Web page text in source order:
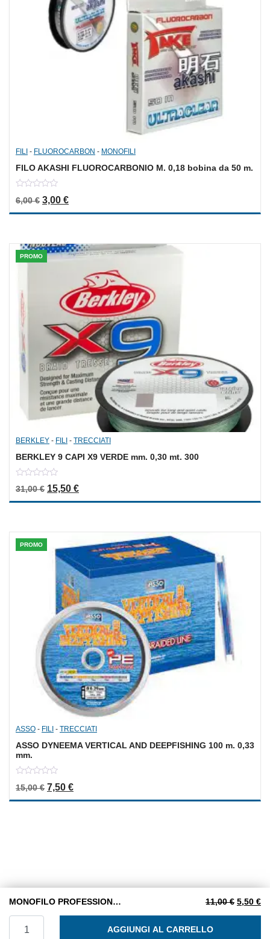
FILI - FLUOROCARBON - MONOFILI
FILO AKASHI FLUOROCARBONIO M. 0,18 bobina da 50 m.
out
6,00€ Il prezzo originale era: 6,00 €.
3,00 €Il prezzo attuale è: 3,00 €.
PROMO
BERKLEY - FILI - TRECCIATI
BERKLEY 9 CAPI X9 VERDE mm. 0,30 mt. 300
out
of
31,00€ Il prezzo originale era: 31,00 €.
15,50 €Il prezzo attuale è: 15,50 €.
PROMO
ASSO - FILI - TRECCIATI
ASSO DYNEEMA VERTICAL AND DEEPFISHING 100 m. 0,33
mm.
out
15,00€ Il prezzo originale era: 15,00 €.
7,50 €Il prezzo attuale è: 7,50 €.
MONOFILO PROFESSIONALE COOFIL 0,80 W 11,00€ Il
5,50 €Il
AGGIUNGI AL CARRELLO